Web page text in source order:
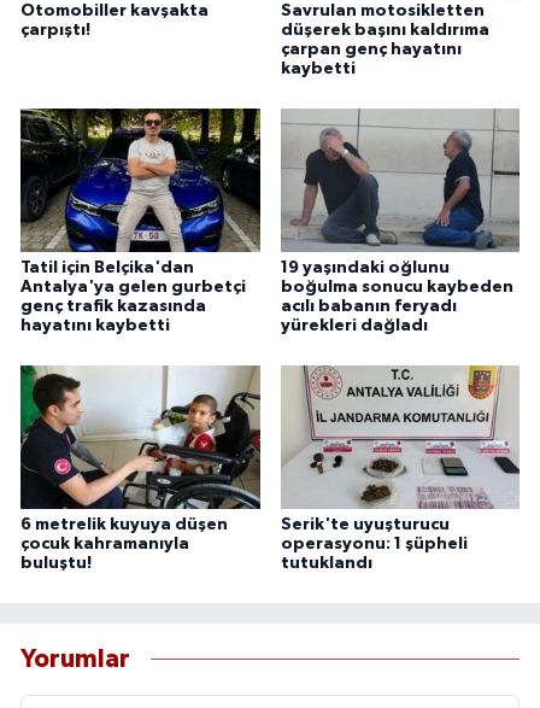
Otomobiller kavşakta
çarpıştı!
Savrulan motosikletten
düşerek başını kaldırıma
çarpan genç hayatını
kaybetti
Tatil için Belçika'dan
Antalya'ya gelen gurbetçi
genç trafik kazasında
hayatını kaybetti
19 yaşındaki oğlunu
boğulma sonucu kaybeden
acılı babanın feryadı
yürekleri dağladı
6 metrelik kuyuya düşen
çocuk kahramanıyla
buluştu!
Serik'te uyuşturucu
operasyonu: 1 şüpheli
tutuklandı
Yorumlar